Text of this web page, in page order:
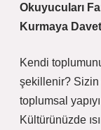
Okuyucuları
Kurmaya
Kendi
şekillenir? Sizin
toplumsal
Kültürünüzde